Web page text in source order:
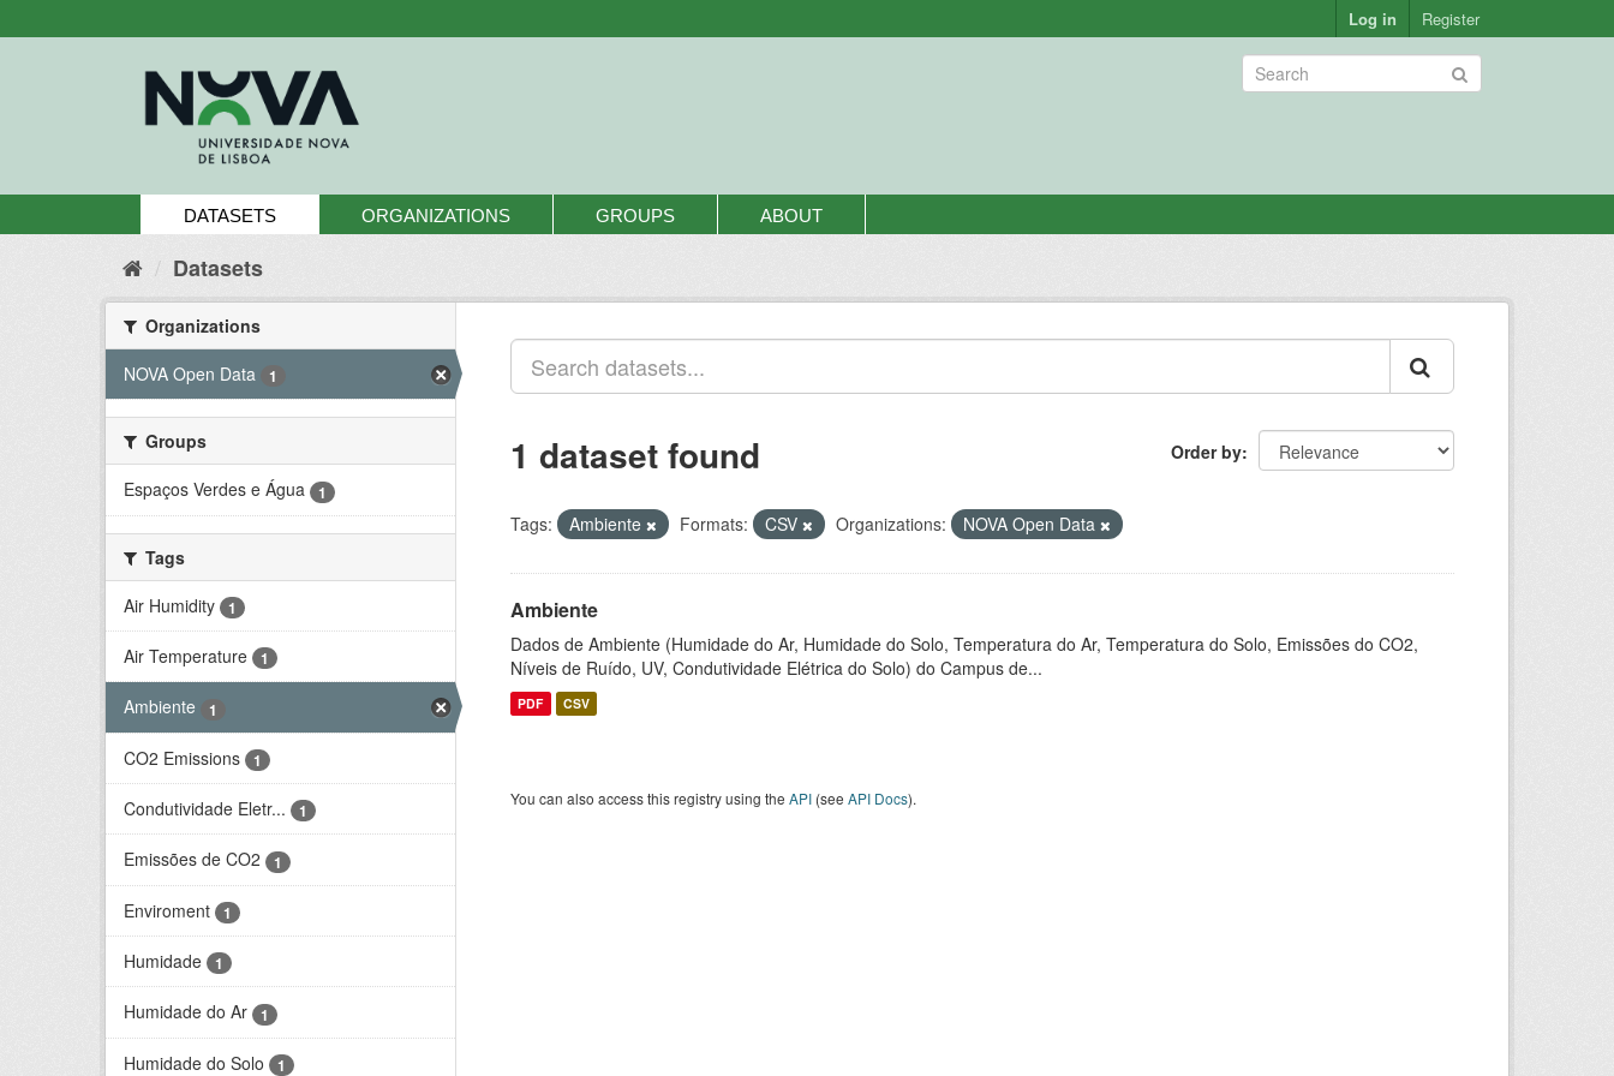
to
Log in Register
DATASETS ORGANIZATIONS GROUPS ABOUT
Datasets
Organizations
NOVA Open Data
1
Groups
Espaços Verdes e Água
1
Tags
Air Humidity
1
Air Temperature 1
Ambiente 1
CO2 Emissions 1
Condutividade Eletr... 1
Emissões de CO2 1
Enviroment 1
Humidade 1
Humidade do Ar 1
Humidade do Solo 1
Order by
1 dataset found
Tags: Ambiente Formats: CSV Organizations: NOVA Open Data
Ambiente
Dados de Ambiente (Humidade do Ar, Humidade do Solo, Temperatura do Ar, Temperatura do Solo, Emissões do CO2,
Níveis de Ruído, UV, Condutividade Elétrica do Solo) do Campus de...
PDF CSV
You can also access this registry using the API (see API Docs).